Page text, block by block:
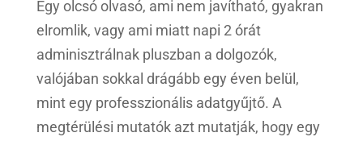
Egy olcsó olvasó, ami nem javítható, gyakran
elromlik, vagy ami miatt napi 2 órát
adminisztrálnak pluszban a dolgozók,
valójában sokkal drágább egy éven belül,
mint egy professzionális adatgyűjtő. A
megtérülési mutatók azt mutatják, hogy egy